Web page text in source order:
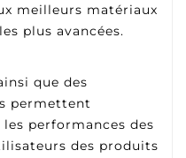
meilleurs matériaux
plus avancées.
que des
permettent
performances des
des produits